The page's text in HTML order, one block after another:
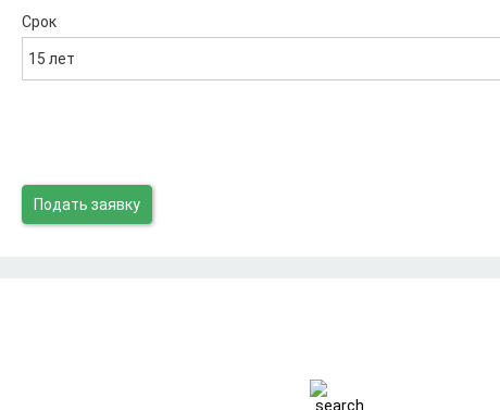
Срок
15 лет
Подать заявку